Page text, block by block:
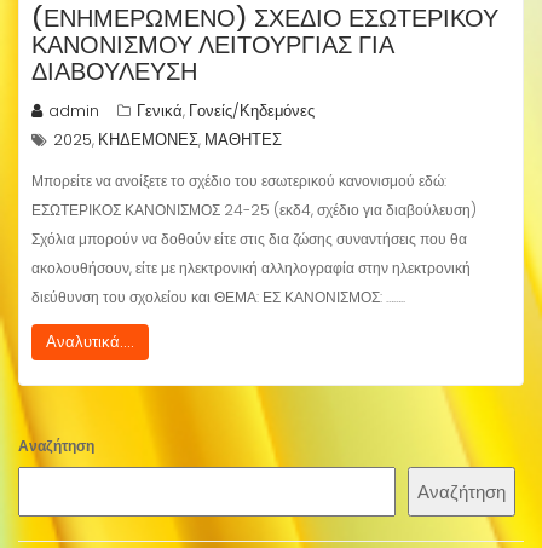
(ΕΝΗΜΕΡΩΜΈΝΟ) ΣΧΈΔΙΟ ΕΣΩΤΕΡΙΚΟΎ
ΚΑΝΟΝΙΣΜΟΎ ΛΕΙΤΟΥΡΓΊΑΣ ΓΙΑ
ΔΙΑΒΟΎΛΕΥΣΗ
admin Γενικά, Γονείς/Κηδεμόνες
2025, ΚΗΔΕΜΟΝΕΣ, ΜΑΘΗΤΕΣ
Μπορείτε να ανοίξετε το σχέδιο του εσωτερικού κανονισμού εδώ:
ΕΣΩΤΕΡΙΚΟΣ ΚΑΝΟΝΙΣΜΟΣ 24-25 (εκδ4, σχέδιο για διαβούλευση)
Σχόλια μπορούν να δοθούν είτε στις δια ζώσης συναντήσεις που θα
ακολουθήσουν, είτε με ηλεκτρονική αλληλογραφία στην ηλεκτρονική
διεύθυνση του σχολείου και ΘΕΜΑ: ΕΣ ΚΑΝΟΝΙΣΜΟΣ: ……..
Αναλυτικά....
Αναζήτηση
Αναζήτηση